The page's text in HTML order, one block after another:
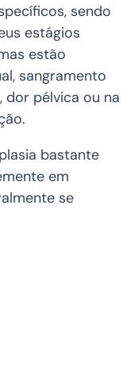
sendo
estágios
estão
sangramento
dor pélvica ou na
bastante
em
se